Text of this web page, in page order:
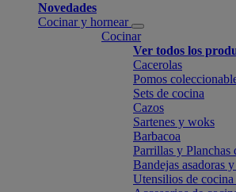
Novedades
Cocinar y hornear
Cocinar
Ver todos los
Cacerolas
Pomos
Sets de cocina
Cazos
Sartenes y woks
Barbacoa
Parrillas y Planchas
Bandejas asadoras
Utensilios de cocina